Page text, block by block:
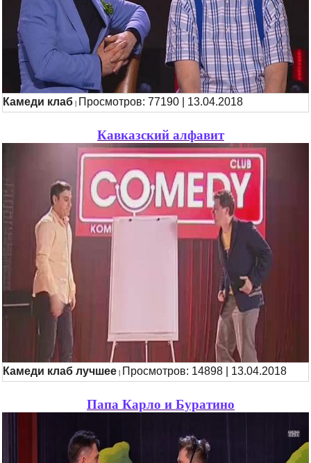
Камеди клаб Просмотров: 77190 | 13.04.2018
Кавказский алфавит
Камеди клаб лучшее Просмотров: 14898 | 13.04.2018
Папа Карло и Буратино